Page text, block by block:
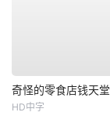
奇怪的零食店钱天堂
HD中字